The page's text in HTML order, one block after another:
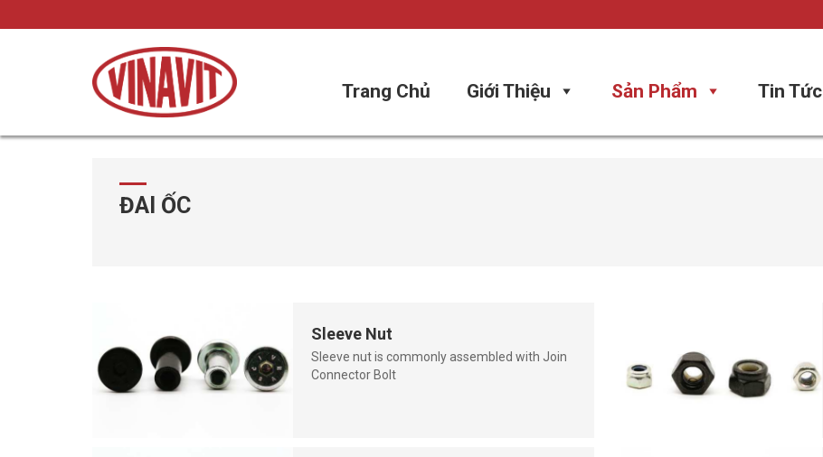
Trang Chủ Giới Thiệu Sản Phẩm Tin Tức
ĐAI ỐC
Sleeve Nut
Sleeve nut is commonly assembled with Join
Connector Bolt